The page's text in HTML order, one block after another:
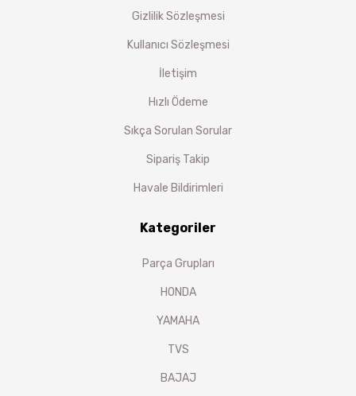
Gizlilik Sözleşmesi
Kullanıcı Sözleşmesi
İletişim
Hızlı Ödeme
Sıkça Sorulan Sorular
Sipariş Takip
Havale Bildirimleri
Kategoriler
Parça Grupları
HONDA
YAMAHA
TVS
BAJAJ